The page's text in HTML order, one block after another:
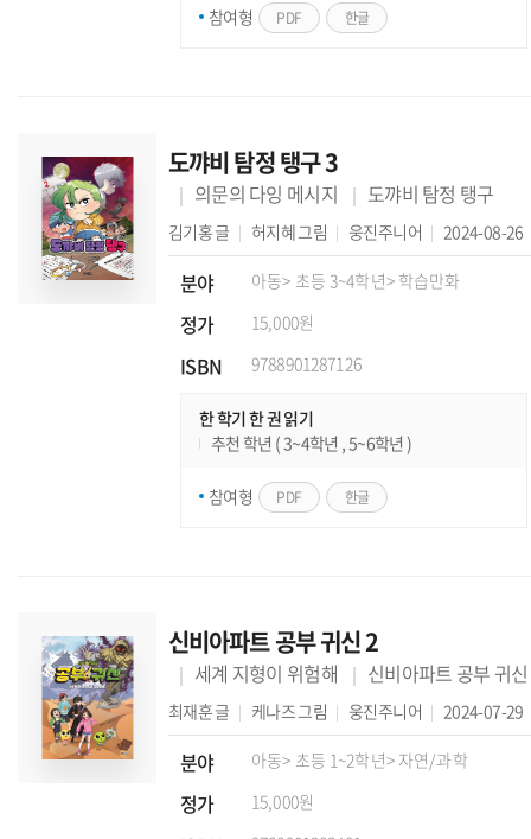
참여형 PDF 한글
도꺄비 탐정 탱구 3
의문의 다잉 메시지 도꺄비 탐정 탱구
김기홍글 허지혜그림 웅진주니어 2024-08-26
분야 아동> 초등 3~4학년> 학습만화
정가 15,000원
ISBN 9788901287126
한 학기 한 권 읽기
추천 학년 ( 3~4학년 , 5~6학년 )
참여형 PDF 한글
신비아파트 공부 귀신 2
세계 지형이 위험해 신비아파트 공부 귀신
최재훈글 케나즈그림 웅진주니어 2024-07-29
분야 아동> 초등 1~2학년> 자연/과학
정가 15,000원